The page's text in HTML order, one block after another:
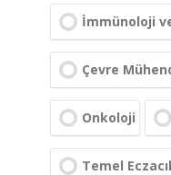
İmmünoloji
Çevre
Onkoloji
Temel